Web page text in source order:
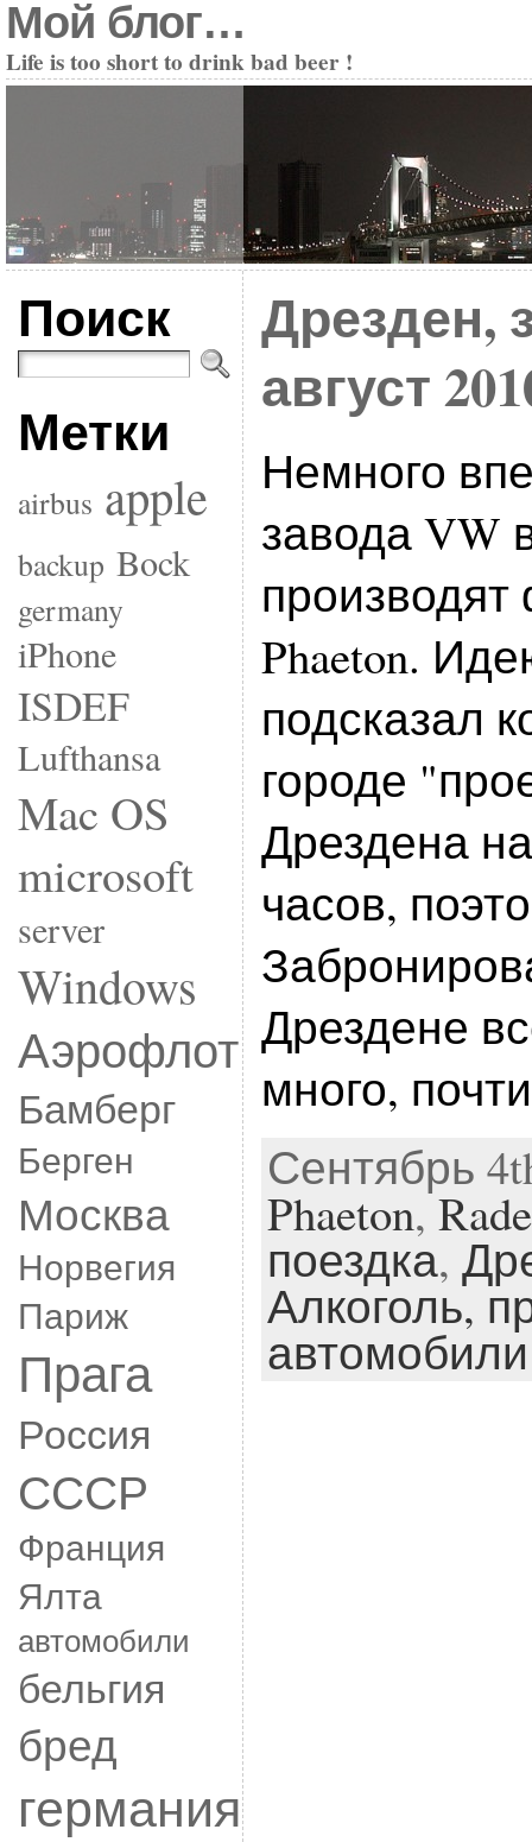
Мой блог…
Life is too short to drink bad beer !
Поиск
Метки
airbus apple
backup Bock
germany
iPhone
ISDEF
Lufthansa
Mac OS
microsoft
server
Windows
Аэрофлот
Бамберг
Берген
Москва
Норвегия
Париж
Прага
Россия
СССР
Франция
Ялта
автомобили
бельгия
бред
германия
Дрезден,
август
Немного
завода VW
Phaeton.
подсказал
городе
Дрездена
часов,
Дрездене
много,
Сентябрь
Phaeton,
поездка,
Алкоголь,
автомобили